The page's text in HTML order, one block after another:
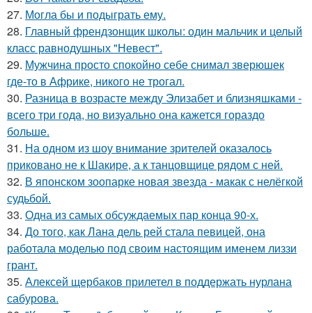
27. Могла бы и подыграть ему.
28. Главный френдзонщик школы: один мальчик и целый
класс равнодушных "Невест".
29. Мужчина просто спокойно себе снимал зверюшек
где-то в Африке, никого не трогал.
30. Разница в возрасте между Элизабет и близняшками -
всего три года, но визуально она кажется гораздо
больше.
31. На одном из шоу внимание зрителей оказалось
приковано не к Шакире, а к танцовщице рядом с ней.
32. В японском зоопарке новая звезда - макак с нелёгкой
судьбой.
33. Одна из самых обсуждаемых пар конца 90-х.
34. До того, как Лана дель рей стала певицей, она
работала моделью под своим настоящим именем лиззи
грант.
35. Алексей щербаков прилетел в поддержать нурлана
сабурова.